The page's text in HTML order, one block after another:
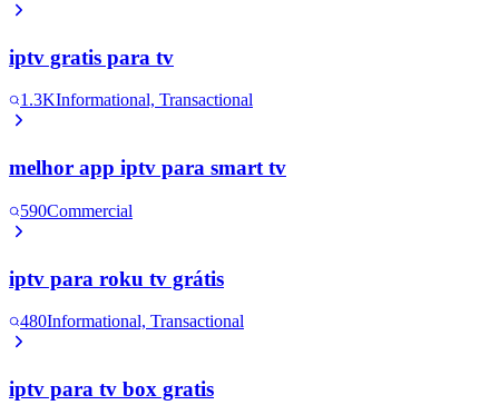
iptv gratis para tv
1.3KInformational, Transactional
melhor app iptv para smart tv
590Commercial
iptv para roku tv grátis
480Informational, Transactional
iptv para tv box gratis